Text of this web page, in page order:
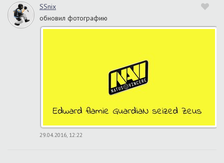
SSnix
обновил фотографию
29.04.2016, 12:22